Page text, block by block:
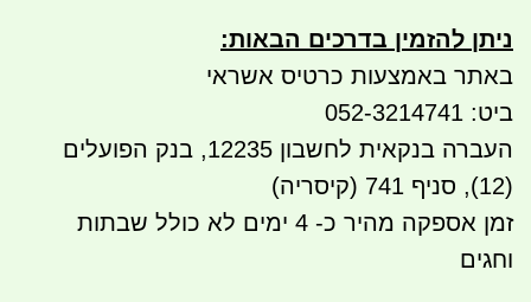
ניתן להזמין בדרכים הבאות:
באתר באמצעות כרטיס אשראי
ביט: 052-3214741
העברה בנקאית לחשבון 12235, בנק הפועלים
(12), סניף 741 (קיסריה)
זמן אספקה מהיר כ- 4 ימים לא כולל שבתות
וחגים